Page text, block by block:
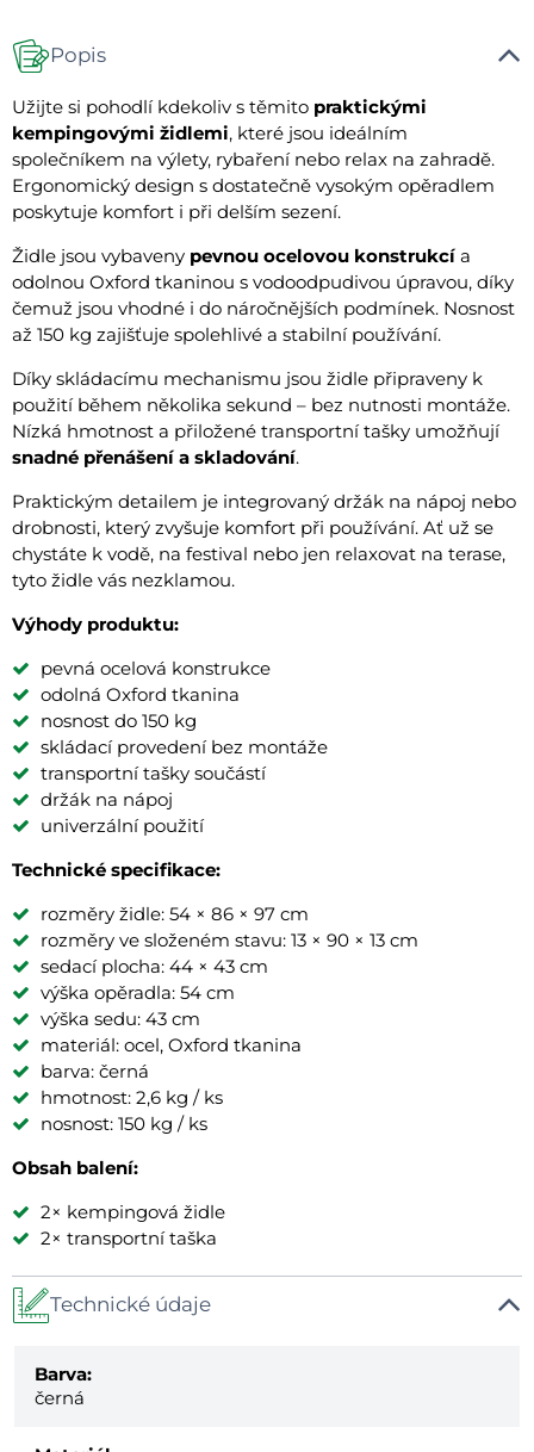
Popis
Užijte si pohodlí kdekoliv s těmito praktickými
kempingovými židlemi, které jsou ideálním
společníkem na výlety, rybaření nebo relax na zahradě.
Ergonomický design s dostatečně vysokým opěradlem
poskytuje komfort i při delším sezení.
Židle jsou vybaveny pevnou ocelovou konstrukcí a
odolnou Oxford tkaninou s vodoodpudivou úpravou, díky
čemuž jsou vhodné i do náročnějších podmínek. Nosnost
až 150 kg zajišťuje spolehlivé a stabilní používání.
Díky skládacímu mechanismu jsou židle připraveny k
použití během několika sekund – bez nutnosti montáže.
Nízká hmotnost a přiložené transportní tašky umožňují
snadné přenášení a skladování.
Praktickým detailem je integrovaný držák na nápoj nebo
drobnosti, který zvyšuje komfort při používání. Ať už se
chystáte k vodě, na festival nebo jen relaxovat na terase,
tyto židle vás nezklamou.
Výhody produktu:
pevná ocelová konstrukce
odolná Oxford tkanina
nosnost do 150 kg
skládací provedení bez montáže
transportní tašky součástí
držák na nápoj
univerzální použití
Technické specifikace:
rozměry židle: 54 × 86 × 97 cm
rozměry ve složeném stavu: 13 × 90 × 13 cm
sedací plocha: 44 × 43 cm
výška opěradla: 54 cm
výška sedu: 43 cm
materiál: ocel, Oxford tkanina
barva: černá
hmotnost: 2,6 kg / ks
nosnost: 150 kg / ks
Obsah balení:
2× kempingová židle
2× transportní taška
Technické údaje
Barva:
černá